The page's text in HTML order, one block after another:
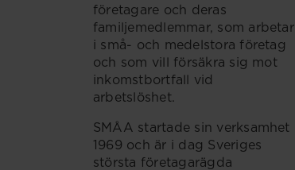
företagare och deras
familjemedlemmar, som arbetar
i små- och medelstora företag
och som vill försäkra sig mot
inkomstbortfall vid
arbetslöshet.
SMÅA startade sin verksamhet
1969 och är i dag Sveriges
största företagarägda